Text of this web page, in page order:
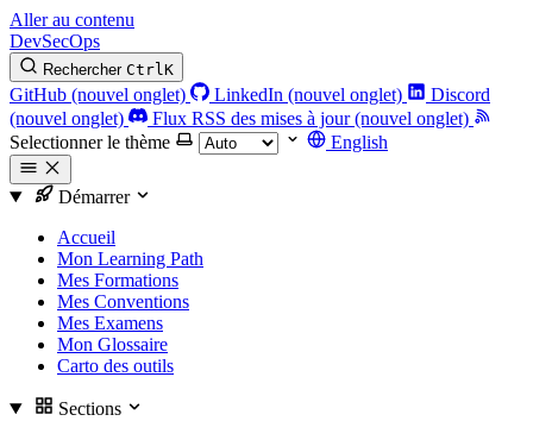
Aller au contenu
DevSecOps
Rechercher CtrlK
GitHub (nouvel onglet) LinkedIn (nouvel onglet)
Discord
(nouvel onglet)
Flux RSS des mises à jour (nouvel onglet)
Selectionner le thème
English
Démarrer
Accueil
Mon Learning Path
Mes Formations
Mes Conventions
Mes Examens
Mon Glossaire
Carto des outils
Sections